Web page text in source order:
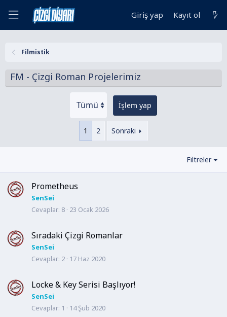
Giriş yap Kayıt ol
Filmistik
FM - Çizgi Roman Projelerimiz
İşlem yap
1 2 Sonraki
Filtreler
Prometheus
SenSei
Cevaplar 8 23 Ocak 2026
Sıradaki Çizgi Romanlar
SenSei
Cevaplar 2 17 Haz 2020
Locke & Key Serisi Başlıyor!
SenSei
Cevaplar 1 14 Şub 2020